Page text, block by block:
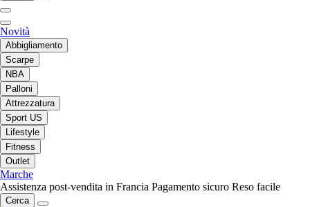
Novità
Abbigliamento
Scarpe
NBA
Palloni
Attrezzatura
Sport US
Lifestyle
Fitness
Outlet
Marche
Assistenza post-vendita in Francia Pagamento sicuro Reso facile
Cerca